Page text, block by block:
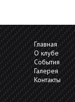
Главная
О клубе
События
Галерея
Контакты